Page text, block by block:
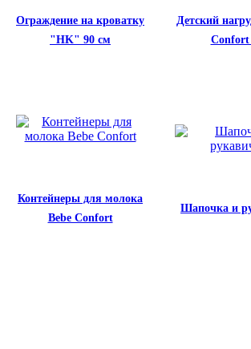
Ограждение на кроватку
"HK" 90 см
Детский
Confort
Контейнеры для молока
Bebe Confort
Шапочка и